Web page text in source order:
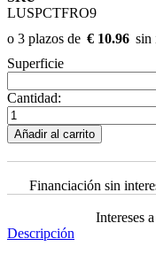
LUSPCTFRO9
€ 10.96
Superficie
Cantidad:
Añadir al carrito
Financiación sin
Intereses
Descripción